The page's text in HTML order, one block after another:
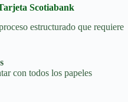
Scotiabank
estructurado que requiere
con todos los papeles